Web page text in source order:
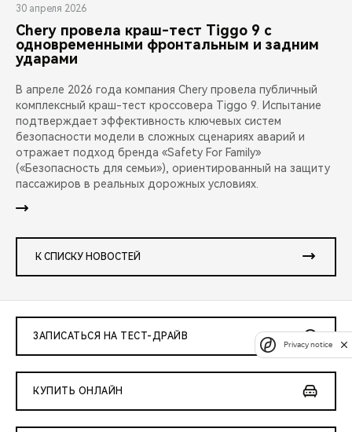
30 апреля 2026
Chery провела краш-тест Tiggo 9 с
одновременными фронтальным и задним
ударами
В апреле 2026 года компания Chery провела публичный
комплексный краш-тест кроссовера Tiggo 9. Испытание
подтверждает эффективность ключевых систем
безопасности модели в сложных сценариях аварий и
отражает подход бренда «Safety For Family»
(«Безопасность для семьи»), ориентированный на защиту
пассажиров в реальных дорожных условиях.
К СПИСКУ НОВОСТЕЙ
ЗАПИСАТЬСЯ НА ТЕСТ-ДРАЙВ
КУПИТЬ ОНЛАЙН
Privacy notice